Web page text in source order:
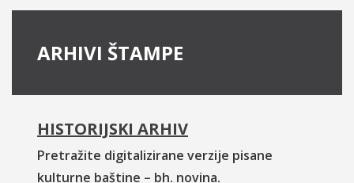
ARHIVI ŠTAMPE
HISTORIJSKI ARHIV
Pretražite digitalizirane verzije pisane
kulturne baštine – bh. novina.